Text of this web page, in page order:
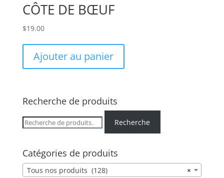
CÔTE DE BŒUF
$19.00
Ajouter au panier
Recherche de produits
Recherche
pour :
Recherche
Catégories de produits
×
Tous nos produits (128)